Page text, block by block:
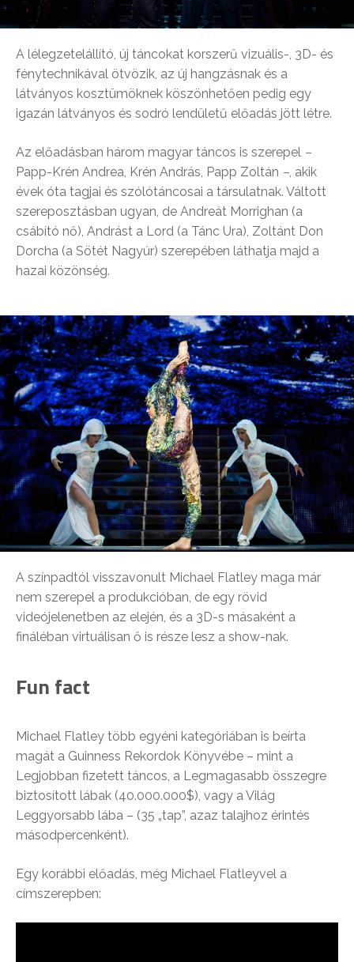
A lélegzetelállító, új táncokat korszerű vizuális-, 3D- és
fénytechnikával ötvözik, az új hangzásnak és a
látványos kosztümöknek köszönhetően pedig egy
igazán látványos és sodró lendületű előadás jött létre.
Az előadásban három magyar táncos is szerepel –
Papp-Krén Andrea, Krén András, Papp Zoltán –, akik
évek óta tagjai és szólótáncosai a társulatnak. Váltott
szereposztásban ugyan, de Andreát Morrighan (a
csábító nő), Andrást a Lord (a Tánc Ura), Zoltánt Don
Dorcha (a Sötét Nagyúr) szerepében láthatja majd a
hazai közönség.
A színpadtól visszavonult Michael Flatley maga már
nem szerepel a produkcióban, de egy rövid
videójelenetben az elején, és a 3D-s másaként a
fináléban virtuálisan ő is része lesz a show-nak.
Fun fact
Michael Flatley több egyéni kategóriában is beírta
magát a Guinness Rekordok Könyvébe – mint a
Legjobban fizetett táncos, a Legmagasabb összegre
biztosított lábak (40.000.000$), vagy a Világ
Leggyorsabb lába – (35 „tap”, azaz talajhoz érintés
másodpercenként).
Egy korábbi előadás, még Michael Flatleyvel a
címszerepben: